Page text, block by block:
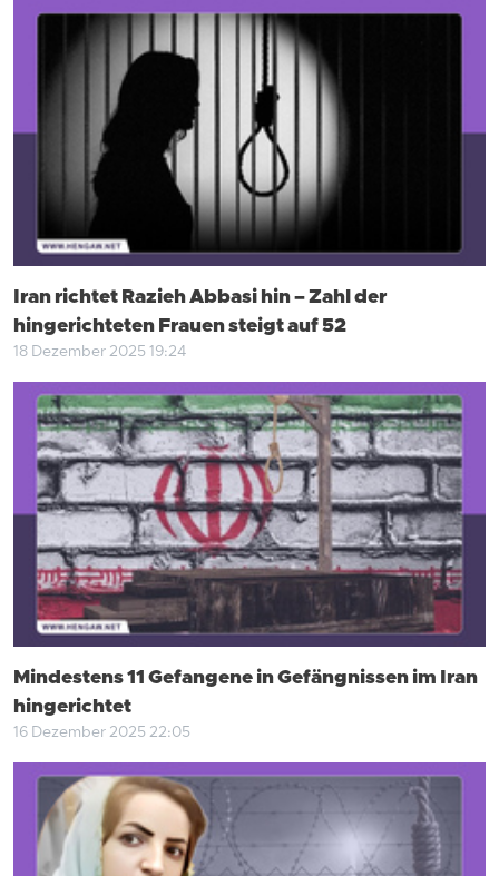
Iran richtet Razieh Abbasi hin – Zahl der
hingerichteten Frauen steigt auf 52
18 Dezember 2025 19:24
Mindestens 11 Gefangene in Gefängnissen im Iran
hingerichtet
16 Dezember 2025 22:05